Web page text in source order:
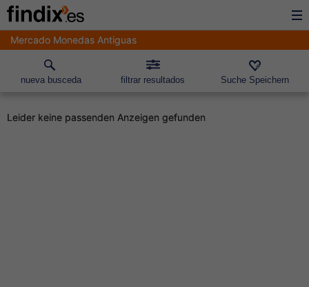
Mercado Monedas Antiguas
nueva busceda filtrar resultados Suche Speichern
Leider keine passenden Anzeigen gefunden